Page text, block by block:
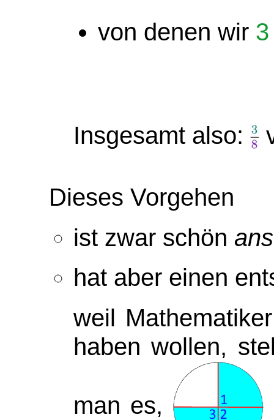
von denen wir 3
Insgesamt also:
Dieses Vorgehen
ist zwar schön
hat aber einen
weil
haben wollen,
man es,